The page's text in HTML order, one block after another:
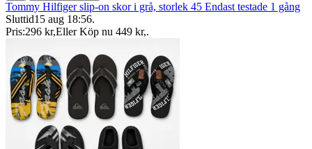
Tommy Hilfiger slip-on skor i grå, storlek 45 Endast testade 1 gång
Sluttid15 aug 18:56.
Pris:296 kr,Eller Köp nu 449 kr,.